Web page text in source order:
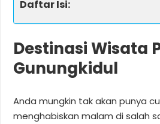
Daftar Isi:
Destinasi Wisata
Gunungkidul
Anda mungkin tak akan punya
menghabiskan malam di salah